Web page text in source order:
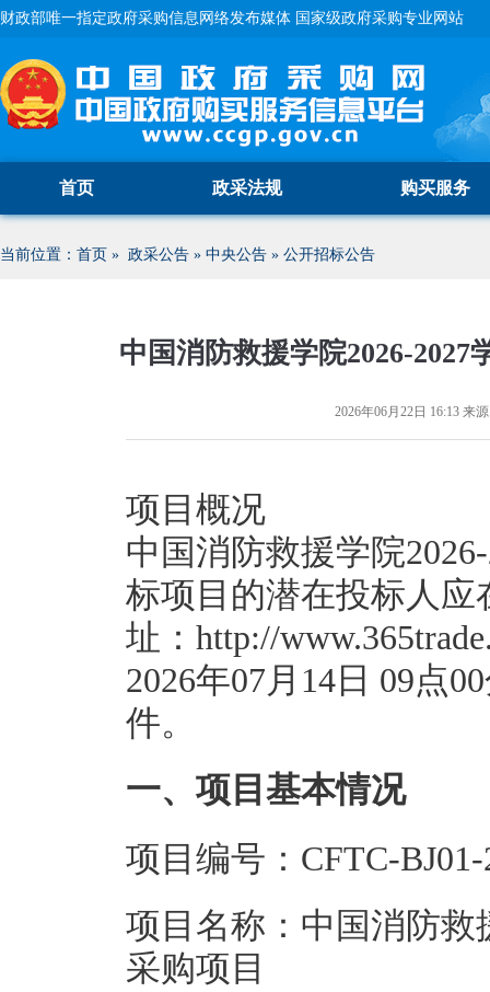
财政部唯一指定政府采购信息网络发布媒体 国家级政府采购专业网站
首页 政采法规 购买服务
当前位置： 首页 » 政采公告 » 中央公告 » 公开招标公告
中国消防救援学院2026-
2026年06月22日 16:13 来
项目概况
中国消防救援学院
标项目的潜在投标人应
址：http://
2026年07月14日 09点
件。
一、项目基本情况
项目编号：CFTC-BJ01-
项目名称：中国消防救
采购项目